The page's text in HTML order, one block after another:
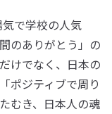
で学校の人気
のありがとう」の
けでなく、日本の
ポジティブで周り
むき、日本人の魂